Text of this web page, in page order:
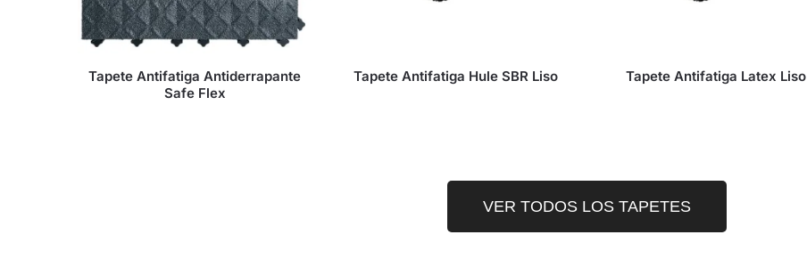
Tapete Antifatiga Antiderrapante
Safe Flex
Tapete Antifatiga Hule SBR Liso Tapete Antifatiga Latex Liso
VER TODOS LOS TAPETES